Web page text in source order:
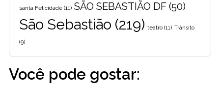
santa Felicidade (11) SÃO SEBASTIÃO DF (50)
São Sebastião (219) teatro (11) Trânsito
(9)
Você pode gostar: